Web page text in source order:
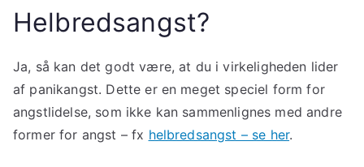
Helbredsangst?
Ja, så kan det godt være, at du i virkeligheden lider
af panikangst. Dette er en meget speciel form for
angstlidelse, som ikke kan sammenlignes med andre
former for angst – fx helbredsangst – se her.